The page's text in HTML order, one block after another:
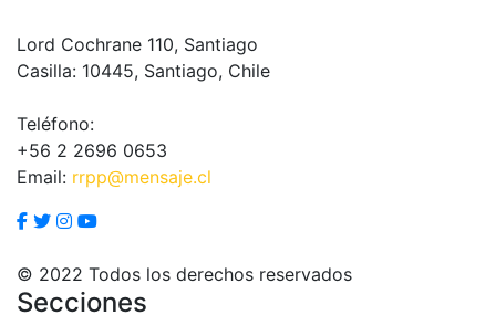
Lord Cochrane 110, Santiago
Casilla: 10445, Santiago, Chile
Teléfono:
+56 2 2696 0653
Email: rrpp@mensaje.cl
© 2022 Todos los derechos reservados
Secciones